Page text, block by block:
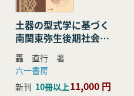
土器の型式学に基づく
南関東弥生後期社会の
研究
轟 直行 著
六一書房
新刊 10冊以上11,000 円